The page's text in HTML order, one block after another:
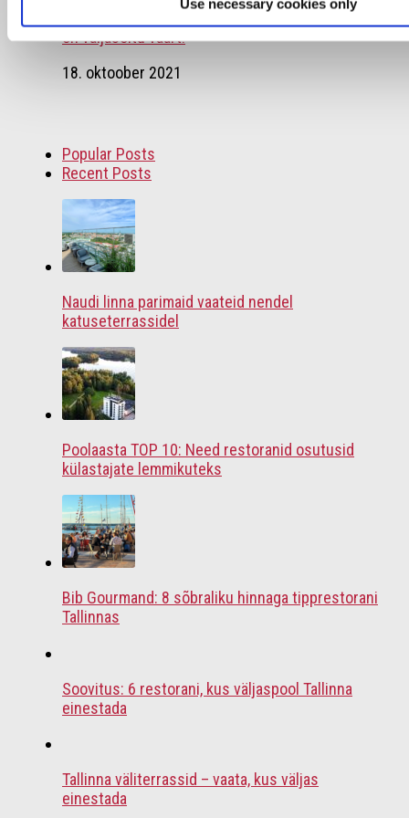
Use necessary cookies only
Kloogaranna kaunis looduses asuv elamusresto
on väljasõitu väärt!
18. oktoober 2021
Popular Posts
Recent Posts
Naudi linna parimaid vaateid nendel
katuseterrassidel
Poolaasta TOP 10: Need restoranid osutusid
külastajate lemmikuteks
Bib Gourmand: 8 sõbraliku hinnaga tipprestorani
Tallinnas
Soovitus: 6 restorani, kus väljaspool Tallinna
einestada
Tallinna väliterrassid – vaata, kus väljas
einestada